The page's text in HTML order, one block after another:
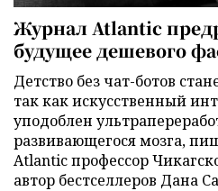
Журнал Atlantic
будущее дешевого
Детство без чат-ботов
так как искусственный
уподоблен
развивающегося мозга,
Atlantic профессор
автор бестселлеров Дана